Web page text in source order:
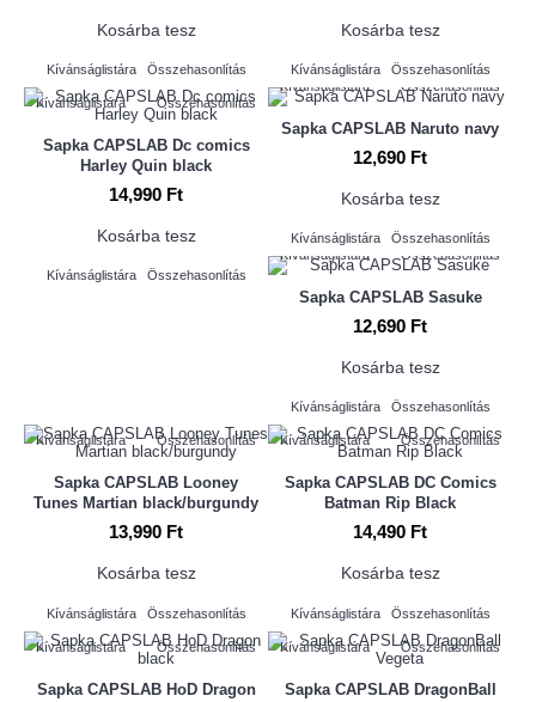
Kosárba tesz
Kívánságlistára Összehasonlítás
Kosárba tesz
Kívánságlistára Összehasonlítás
Kívánságlistára Összehasonlítás
Sapka CAPSLAB Dc comics
Harley Quin black
14,990 Ft
Kosárba tesz
Kívánságlistára Összehasonlítás
Kívánságlistára Összehasonlítás
Sapka CAPSLAB Naruto navy
12,690 Ft
Kosárba tesz
Kívánságlistára
Összehasonlítás
Kívánságlistára
Összehasonlítás
Sapka CAPSLAB Sasuke
12,690 Ft
Kosárba tesz
Kívánságlistára Összehasonlítás
Kívánságlistára Összehasonlítás
Sapka CAPSLAB Looney
Tunes Martian black/burgundy
13,990 Ft
Kosárba tesz
Kívánságlistára Összehasonlítás
Kívánságlistára Összehasonlítás
Sapka CAPSLAB DC Comics
Batman Rip Black
14,490 Ft
Kosárba tesz
Kívánságlistára Összehasonlítás
Kívánságlistára Összehasonlítás
Sapka CAPSLAB HoD Dragon
Kívánságlistára Összehasonlítás
Sapka CAPSLAB DragonBall